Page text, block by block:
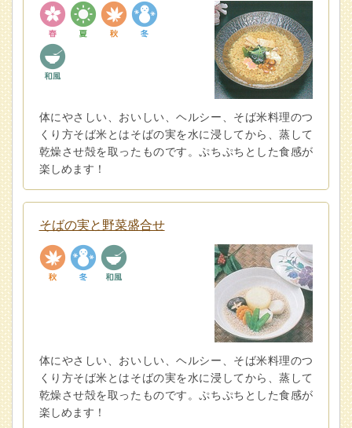
体にやさしい、おいしい、ヘルシー、そば米料理のつ
くり方そば米とはそばの実を水に浸してから、蒸して
乾燥させ殻を取ったものです。ぷちぷちとした食感が
楽しめます！
そばの実と野菜盛合せ
体にやさしい、おいしい、ヘルシー、そば米料理のつ
くり方そば米とはそばの実を水に浸してから、蒸して
乾燥させ殻を取ったものです。ぷちぷちとした食感が
楽しめます！